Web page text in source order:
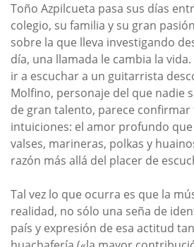
Toño Azpilcueta pasa sus días
colegio, su familia y su gran
sobre la que lleva investigando
día, una llamada le cambia la
ir a escuchar a un guitarrista
Molfino, personaje del que nadie
de gran talento, parece confirmar
intuiciones: el amor profundo
valses, marineras, polkas y
razón más allá del placer de
Tal vez lo que ocurra es que la
realidad, no sólo una seña de
país y expresión de esa actitud